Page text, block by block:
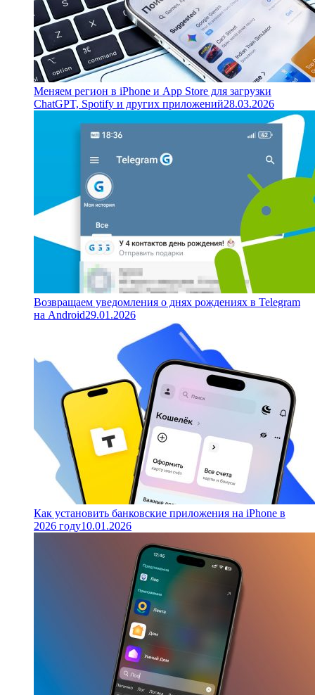
Меняем регион в iPhone и App Store для загрузки
ChatGPT, Spotify и других приложений28.03.2026
Возвращаем уведомления о днях рождениях в Telegram
на Android29.01.2026
Как установить банковские приложения на iPhone в
2026 году10.01.2026